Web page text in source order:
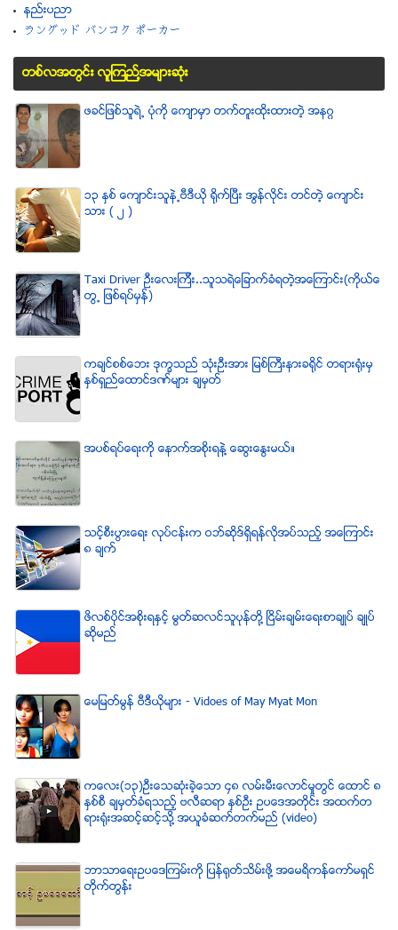
နည္းပညာ
ラングッド バンコク ポーカー
တစ္လအတြင္း လူၾကည္႔အမ်ားဆံုး
ဖခင္ျဖစ္သူရဲ႕ ပံုကို ေက်ာမွာ တက္တူးထိုးထားတဲ့ အနဂၢ
၁၃ ႏွစ္ ေက်ာင္းသူနဲ႕ဗီဒီယို ရိုက္ျပီး အြန္လိုင္း တင္တဲ့ ေက်ာင္း
သား ( ၂ )
Taxi Driver ဦးေလးၾကီး..သူသရဲေျခာက္ခံရတဲ့အေၾကာင္း(ကိုယ္ေ
တြ႕ ျဖစ္ရပ္မွန္)
ကခ်င္စစ္ေဘး ဒုကၡသည္ သံုးဦးအား ျမစ္ႀကီးနားခရိုင္ တရားရံုးမွ
ႏွစ္ရွည္ေထာင္ဒဏ္မ်ား ခ်မွတ္
အပစ္ရပ္ေရးကို ေနာက္အစိုးရနဲ႔ ေဆြးေႏြးမယ္။
သင့္စီးပြားေရး လုပ္ငန္းက ဝဘ္ဆိုဒ္ရွိရန္လိုအပ္သည့္ အေၾကာင္း
၈ ခ်က္
ဖိလစ္ပိုင္အစိုးရႏွင့္ မြတ္ဆလင္သူပုန္တို႔ ၿငိမ္းခ်မ္းေရးစာခ်ဳပ္ ခ်ဳပ္
ဆိုမည္
ေမျမတ္မြန္ ဗီဒီယုိမ်ား - Vidoes of May Myat Mon
ကေလး(၁၃)ဦးေသဆံုးခဲ့ေသာ ၄၈ လမ္းမီးေလာင္မႈတြင္ ေထာင္ ၈
ႏွစ္စီ ခ်မွတ္ခံရသည့္ ဗလီဆရာ ႏွစ္ဦး ဥပေဒအတိုင္း အထက္တ
ရားရံုးအဆင့္ဆင့္သို႔ အယူခံဆက္တက္မည္ (video)
ဘာသာေရးဥပေဒၾကမ္းကို ျပန္ရုတ္သိမ္းဖို႔ အေမရိကန္ေကာ္မရွင္
တိုက္တြန္း